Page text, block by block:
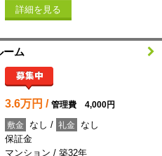
詳細を見る
ーム
3.6万円 / 管理費 4,000円
敷金 なし / 礼金
なし
保証金
マンション / 築32年